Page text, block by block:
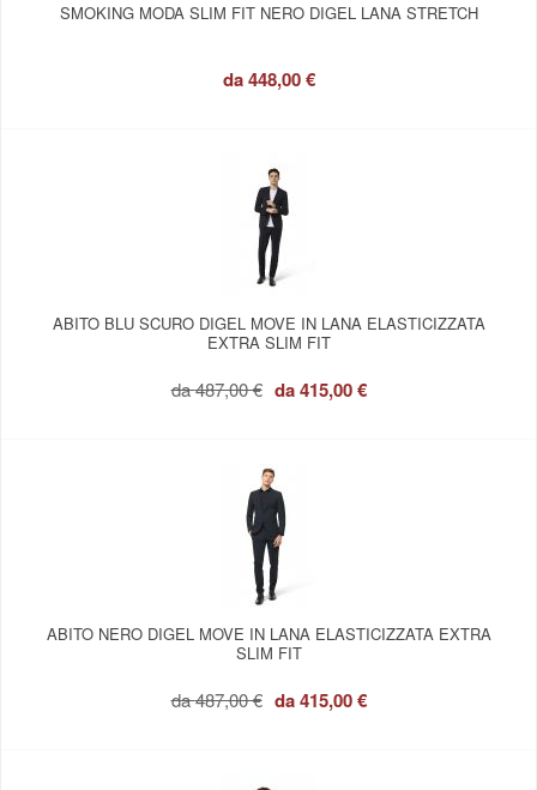
SMOKING MODA SLIM FIT NERO DIGEL LANA STRETCH
da448,00 €
ABITO BLU SCURO DIGEL MOVE IN LANA ELASTICIZZATA
EXTRA SLIM FIT
da487,00 € da415,00 €
ABITO NERO DIGEL MOVE IN LANA ELASTICIZZATA EXTRA
SLIM FIT
da487,00 € da415,00 €